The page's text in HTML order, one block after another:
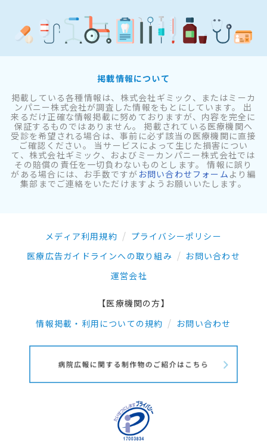
掲載情報について
掲載している各種情報は、株式会社ギミック、またはミーカ
ンパニー株式会社が調査した情報をもとにしています。 出
来るだけ正確な情報掲載に努めておりますが、内容を完全に
保証するものではありません。 掲載されている医療機関へ
受診を希望される場合は、事前に必ず該当の医療機関に直接
ご確認ください。 当サービスによって生じた損害につい
て、株式会社ギミック、およびミーカンパニー株式会社では
その賠償の責任を一切負わないものとします。 情報に誤り
がある場合には、お手数ですが お問い合わせフォーム より編
集部までご連絡をいただけますようお願いいたします。
メディア利用規約
プライバシーポリシー
医療広告ガイドラインへの取り組み
お問い合わせ
運営会社
【医療機関の方】
情報掲載・利用についての規約
お問い合わせ